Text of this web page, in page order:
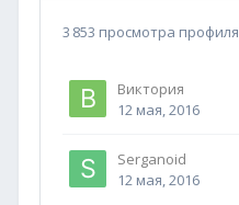
3 853 просмотра профиля
Виктория
12 мая, 2016
Serganoid
12 мая, 2016